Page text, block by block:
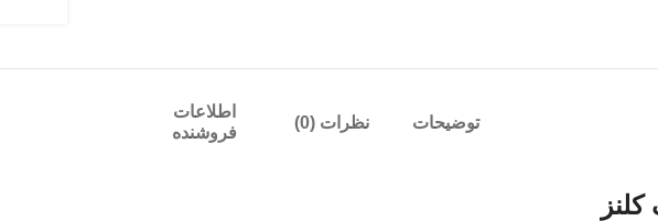
توضیحات نظرات (0)
اطلاعات
فروشنده